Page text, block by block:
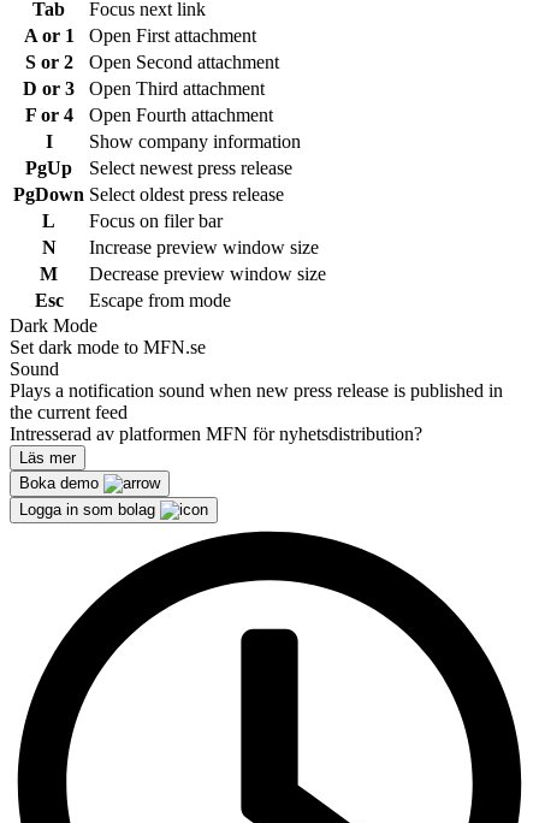
Tab
Focus next link
A or 1
Open First attachment
S or 2
Open Second attachment
D or 3
Open Third attachment
F or 4
Open Fourth attachment
I
Show company information
PgUp
Select newest press release
PgDown Select oldest press release
L
Focus on filer bar
N
Increase preview window size
M
Decrease preview window size
Esc
Escape from mode
Dark Mode
Set dark mode to MFN.se
Sound
Plays a notification sound when new press release is published in
the current feed
Intresserad av platformen MFN för nyhetsdistribution?
Läs mer
Boka demo
Logga in som bolag